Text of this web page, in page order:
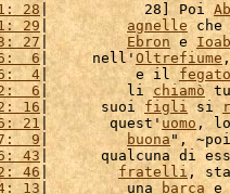
28
|           28] Poi
29
| agnelle
27 | Ebron e Ioab
6|     nell' Oltrefiume
4
|          e il fegato
6
|         li chiamò
16|      suoi figli si
21 |       quest'uomo ,
9| buona ",
43 |      qualcuna di
46
| fratelli,
13
|         una barca e